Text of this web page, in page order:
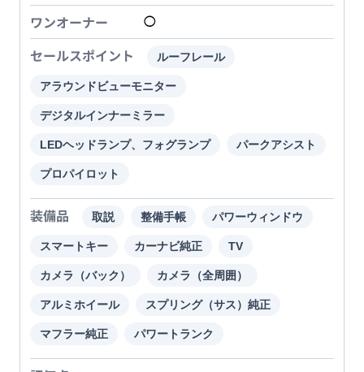
ワンオーナー ◯
セールスポイント ルーフレール
アラウンドビューモニター
デジタルインナーミラー
LEDヘッドランプ、フォグランプ パークアシスト
プロパイロット
装備品 取説 整備手帳 パワーウィンドウ
スマートキー カーナビ純正 TV
カメラ（バック） カメラ（全周囲）
アルミホイール スプリング（サス）純正
マフラー純正 パワートランク